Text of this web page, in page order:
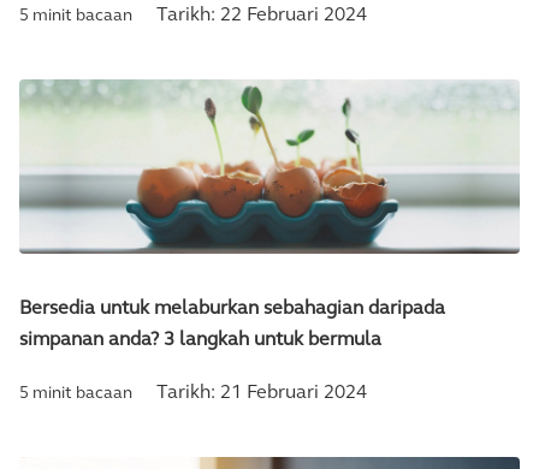
5 minit bacaan Tarikh: 22 Februari 2024
Bersedia untuk melaburkan sebahagian daripada
simpanan anda? 3 langkah untuk bermula
5 minit bacaan Tarikh: 21 Februari 2024